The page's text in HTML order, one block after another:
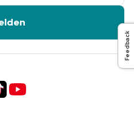
Feedback